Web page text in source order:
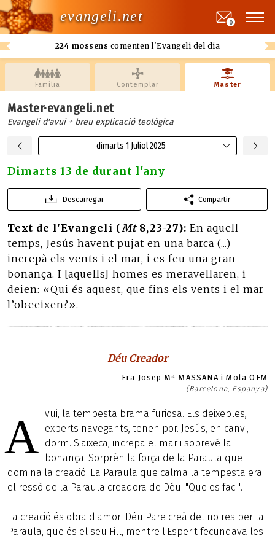
evangeli.net
224 mossens comenten l'Evangeli del dia
0
Família Contemplar Master
Master·evangeli.net
Evangeli d'avui + breu explicació teològica
dimarts 1 Juliol 2025
Dimarts 13 de durant l'any
Descarregar Compartir
Text de l'Evangeli (Mt8,23-27): En aquell
temps, Jesús havent pujat en una barca (...)
increpà els vents i el mar, i es feu una gran
bonança. I [aquells] homes es meravellaren, i
deien: «Qui és aquest, que fins els vents i el mar
l’obeeixen?».
Déu Creador
Fra Josep Mª MASSANA i Mola OFM
(Barcelona, Espanya)
A vui, la tempesta brama furiosa. Els deixebles,
experts navegants, tenen por. Jesús, en canvi,
dorm. S'aixeca, increpa el mar i sobrevé la
bonança. Sorprèn la força de la Paraula que
domina la creació. La Paraula que calma la tempesta era
el ressò de la Paraula creadora de Déu: "Que es faci!".
La creació és obra d'amor: Déu Pare creà del no res per la
Paraula, que és el seu Fill, mentre l'Esperit fecundava les